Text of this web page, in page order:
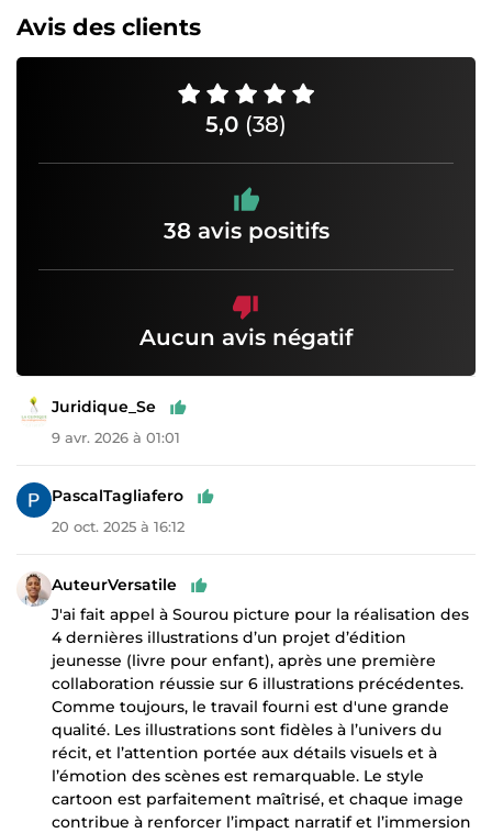
Avis des clients
5,0 (38)
38 avis positifs
Aucun avis négatif
Juridique_Se
9 avr. 2026 à 01:01
PascalTagliafero
20 oct. 2025 à 16:12
AuteurVersatile
J'ai fait appel à Sourou picture pour la réalisation des
4 dernières illustrations d’un projet d’édition
jeunesse (livre pour enfant), après une première
collaboration réussie sur 6 illustrations précédentes.
Comme toujours, le travail fourni est d'une grande
qualité. Les illustrations sont fidèles à l’univers du
récit, et l’attention portée aux détails visuels et à
l’émotion des scènes est remarquable. Le style
cartoon est parfaitement maîtrisé, et chaque image
contribue à renforcer l’impact narratif et l’immersion